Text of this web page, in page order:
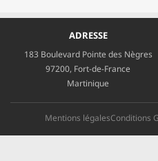
ADRESSE
183 Boulevard Pointe des Nègres
97200, Fort-de-France
Martinique
Mentions légalesConditions